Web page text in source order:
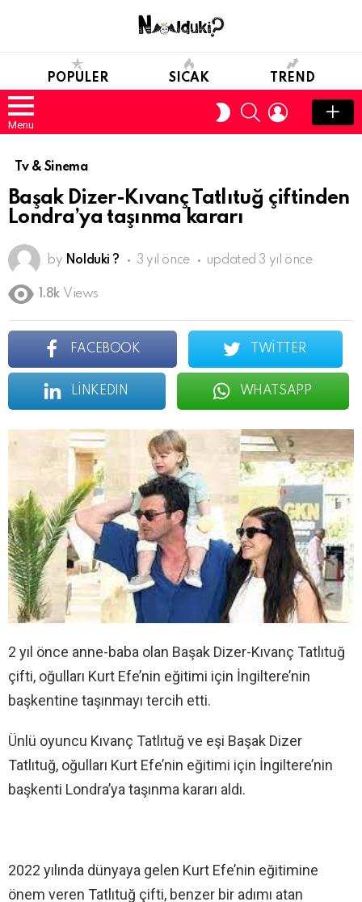
POPULER SICAK TREND
Menu
SWITCH
SKIN
SEARCHLOGIN
Tv & Sinema
Başak Dizer-Kıvanç Tatlıtuğ çiftinden
Londra’ya taşınma kararı
by Nolduki ? 3 yıl önce updated 3 yıl önce
1.8k Views
FACEBOOK TWITTER
LINKEDIN WHATSAPP
2 yıl önce anne-baba olan Başak Dizer-Kıvanç Tatlıtuğ
çifti, oğulları Kurt Efe’nin eğitimi için İngiltere’nin
başkentine taşınmayı tercih etti.
Ünlü oyuncu Kıvanç Tatlıtuğ ve eşi Başak Dizer
Tatlıtuğ, oğulları Kurt Efe’nin eğitimi için İngiltere’nin
başkenti Londra’ya taşınma kararı aldı.
2022 yılında dünyaya gelen Kurt Efe’nin eğitimine
önem veren Tatlıtuğ çifti, benzer bir adımı atan